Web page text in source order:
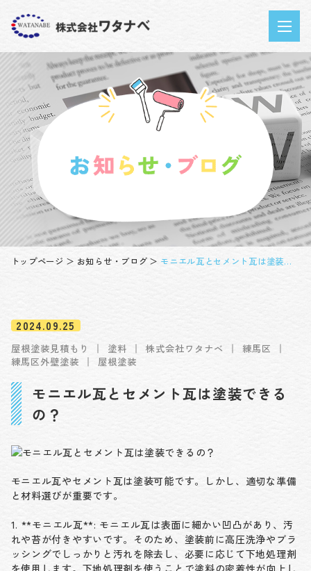
トップページ お知らせ・ブログ モニエル瓦とセメント瓦は塗装できるの？
モニエル瓦とセメント瓦は塗装できる
の？
屋根塗装見積もり 塗料 株式会社ワタナベ
練馬区
練馬区外壁塗装
屋根塗装
2024.09.25
モニエル瓦やセメント瓦は塗装可能です。しかし、適切な準備
と材料選びが重要です。
1. **モニエル瓦**: モニエル瓦は表面に細かい凹凸があり、汚
れや苔が付きやすいです。そのため、塗装前に高圧洗浄やブラ
ッシングでしっかりと汚れを除去し、必要に応じて下地処理剤